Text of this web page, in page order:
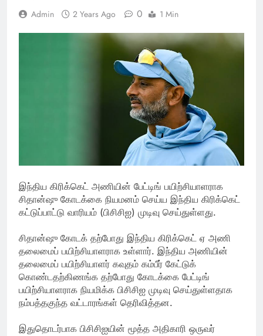
Admin 2 Years Ago 0 1 Min
இந்திய கிரிக்கெட் அணியின் பேட்டிங் பயிற்சியாளராக
சிதான்ஷு கோடக்கை நியமனம் செய்ய இந்திய கிரிக்கெட்
கட்டுப்பாட்டு வாரியம் (பிசிசிஐ) முடிவு செய்துள்ளது.
சிதான்ஷு கோடக் தற்போது இந்திய கிரிக்கெட் ஏ அணி
தலைமைப் பயிற்சியாளராக உள்ளார். இந்திய அணியின்
தலைமைப் பயிற்சியாளர் கவுதம் கம்பீர் கேட்டுக்
கொண்டதற்கிணங்க தற்போது கோடக்கை பேட்டிங்
பயிற்சியாளராக நியமிக்க பிசிசிஐ முடிவு செய்துள்ளதாக
நம்பத்தகுந்த வட்டாரங்கள் தெரிவித்தன.
இதுதொடர்பாக பிசிசிஐயின் மூத்த அதிகாரி ஒருவர்